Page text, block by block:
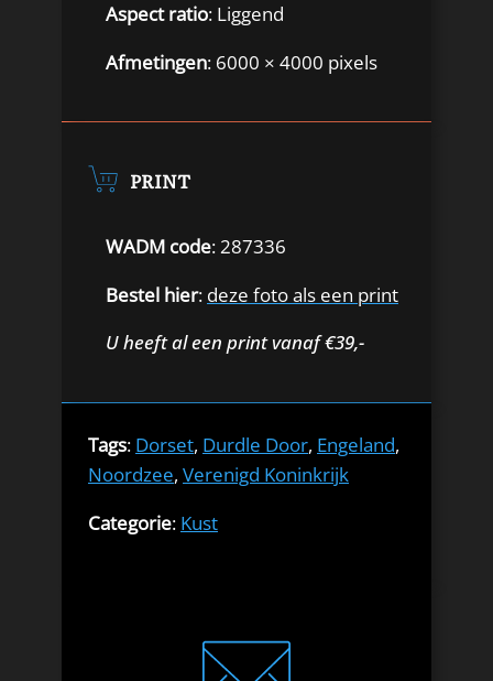
Aspect ratio: Liggend
Afmetingen: 6000 × 4000 pixels
PRINT
WADM code: 287336
Bestel hier: deze foto als een print
U heeft al een print vanaf €39,-
Tags: Dorset, Durdle Door, Engeland,
Noordzee, Verenigd Koninkrijk
Categorie: Kust